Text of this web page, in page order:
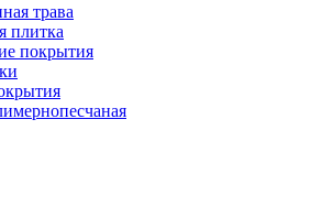
трава
плитка
покрытия